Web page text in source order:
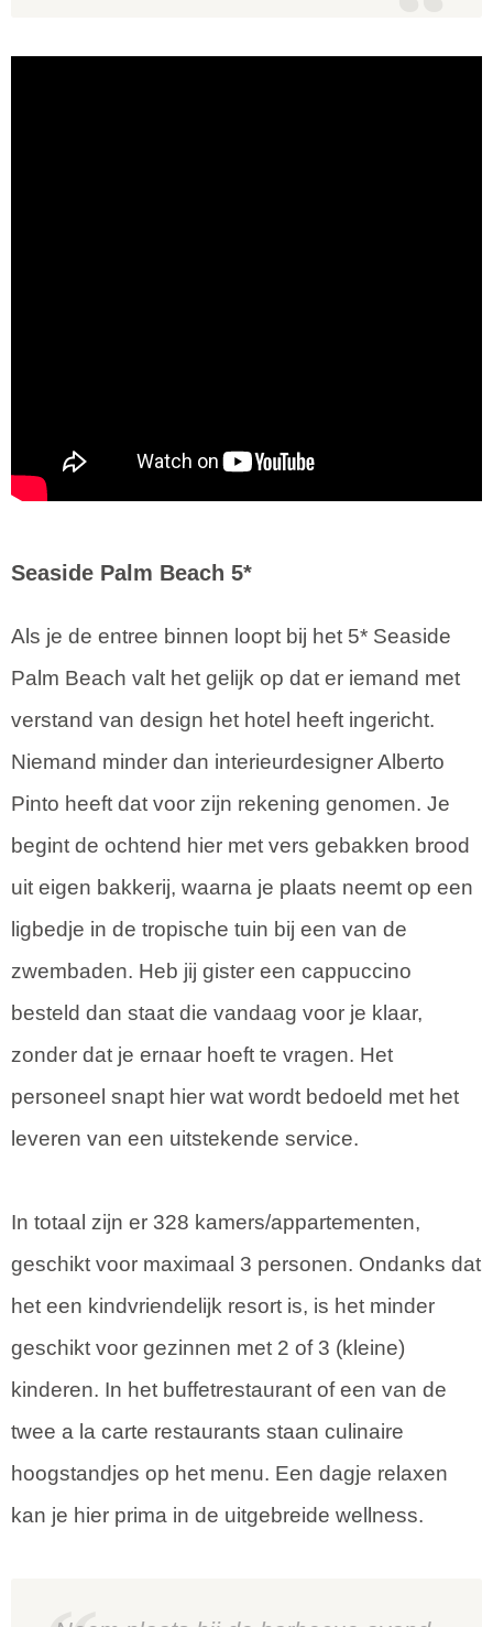
Seaside Palm Beach 5*
Als je de entree binnen loopt bij het 5* Seaside
Palm Beach valt het gelijk op dat er iemand met
verstand van design het hotel heeft ingericht.
Niemand minder dan interieurdesigner Alberto
Pinto heeft dat voor zijn rekening genomen. Je
begint de ochtend hier met vers gebakken brood
uit eigen bakkerij, waarna je plaats neemt op een
ligbedje in de tropische tuin bij een van de
zwembaden. Heb jij gister een cappuccino
besteld dan staat die vandaag voor je klaar,
zonder dat je ernaar hoeft te vragen. Het
personeel snapt hier wat wordt bedoeld met het
leveren van een uitstekende service.
In totaal zijn er 328 kamers/appartementen,
geschikt voor maximaal 3 personen. Ondanks dat
het een kindvriendelijk resort is, is het minder
geschikt voor gezinnen met 2 of 3 (kleine)
kinderen. In het buffetrestaurant of een van de
twee a la carte restaurants staan culinaire
hoogstandjes op het menu. Een dagje relaxen
kan je hier prima in de uitgebreide wellness.